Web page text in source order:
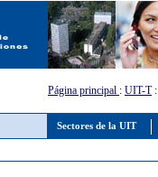
Sectores de la UIT
Página principal : UIT-T: